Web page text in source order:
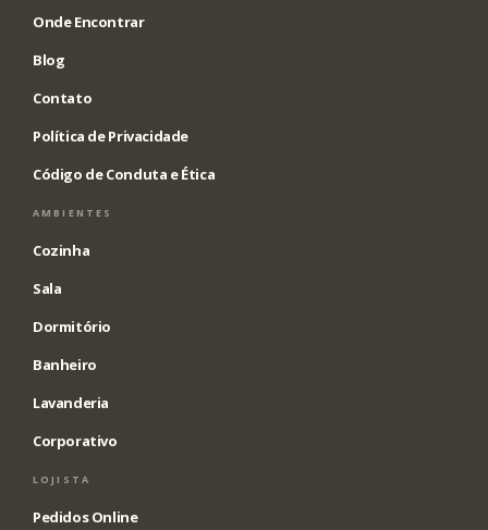
Onde Encontrar
Blog
Contato
Política de Privacidade
Código de Conduta e Ética
AMBIENTES
Cozinha
Sala
Dormitório
Banheiro
Lavanderia
Corporativo
LOJISTA
Pedidos Online